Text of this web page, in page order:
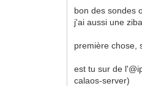
bon des sondes
j'ai aussi une
première chose,
est tu sur de
calaos-server)